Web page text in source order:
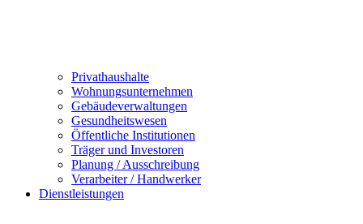
Privathaushalte
Wohnungsunternehmen
Gebäudeverwaltungen
Gesundheitswesen
Öffentliche Institutionen
Träger und Investoren
Planung / Ausschreibung
Verarbeiter / Handwerker
Dienstleistungen